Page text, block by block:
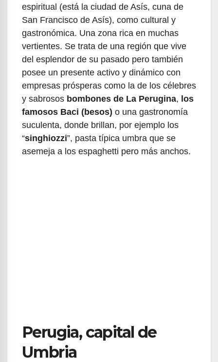
espiritual (está la ciudad de Asís, cuna de
San Francisco de Asís), como cultural y
gastronómica. Una zona rica en muchas
vertientes. Se trata de una región que vive
del esplendor de su pasado pero también
posee un presente activo y dinámico con
empresas prósperas como la de los célebres
y sabrosos bombones de La Perugina, los
famosos Baci (besos) o una gastronomía
suculenta, donde brillan, por ejemplo los
“singhiozzi”, pasta típica umbra que se
asemeja a los espaghetti pero más anchos.
Perugia, capital de
Umbria